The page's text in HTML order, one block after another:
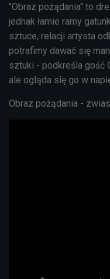
"Obraz pożądania" to
jednak łamie ramy
sztuce, relacji artysta
potrafimy dawać się
sztuki - podkreśla gość
ale ogląda się go w
Obraz pożądania -